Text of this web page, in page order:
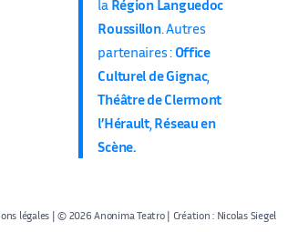
la Région Languedoc
Roussillon. Autres
partenaires : Office
Culturel de Gignac,
Théâtre de Clermont
l’Hérault, Réseau en
Scène.
légales| © 2026 Anonima Teatro | Création : Nicolas Siegel